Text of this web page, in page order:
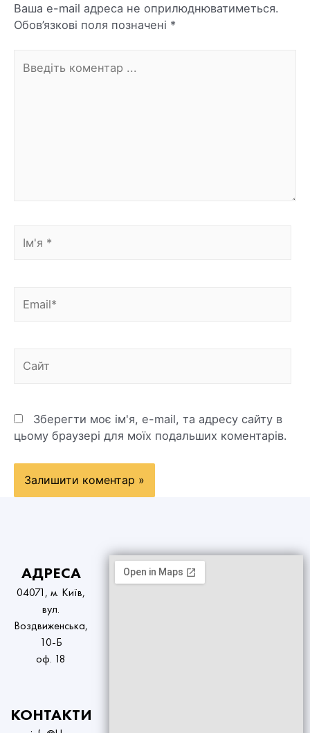
Ваша e-mail адреса не оприлюднюватиметься.
Обов’язкові поля позначені *
Зберегти моє ім'я, e-mail, та адресу сайту в
цьому браузері для моїх подальших коментарів.
АДРЕСА
04071, м. Київ,
вул.
Воздвиженська,
10-Б
оф. 18
КОНТАКТИ